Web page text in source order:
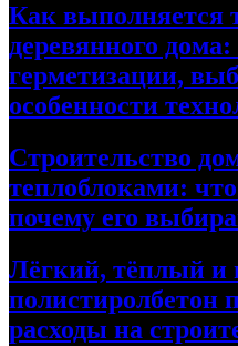
Как выполняется
деревянного
герметизации,
особенности
Строительство
теплоблоками:
почему его
Лёгкий, тёплый и
полистиролбетон
расходы на